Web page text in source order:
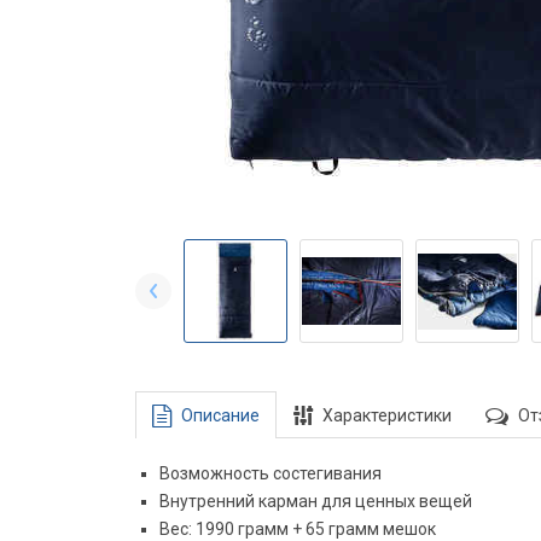
Описание Характеристики
Возможность состегивания
Внутренний карман для ценных вещей
Вес: 1990 грамм + 65 грамм мешок